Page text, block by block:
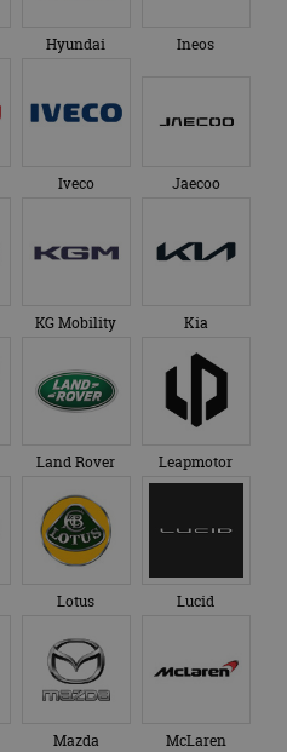
Hyundai Ineos
Iveco Jaecoo
KG Mobility Kia
Land Rover Leapmotor
Lotus Lucid
Mazda McLaren